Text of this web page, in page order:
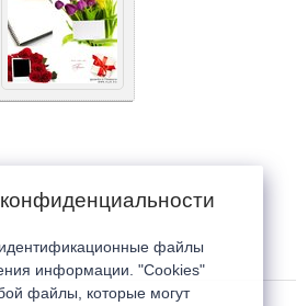
файлы
информации. "Cookies"
файлы, которые могут